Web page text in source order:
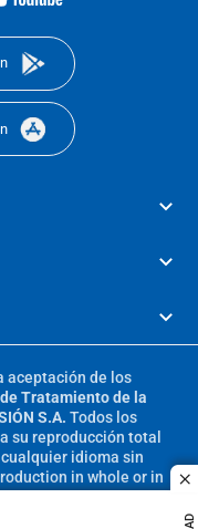
aceptación de los
Tratamiento de la
S.A. Todos los
su reproducción total
idioma sin
in whole or in